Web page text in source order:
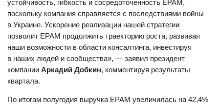
устойчивость, гибкость и сосредоточенность EPAM,
поскольку компания справляется с последствиями войны
в Украине. Ускорение реализации нашей стратегии
позволит EPAM продолжить траекторию роста, развивая
наши возможности в области консалтинга, инвестируя
в наших людей и сообщества», — заявил президент
компании Аркадий Добкин, комментируя результаты
квартала.
По итогам полугодия выручка EPAM увеличилась на 42,4%